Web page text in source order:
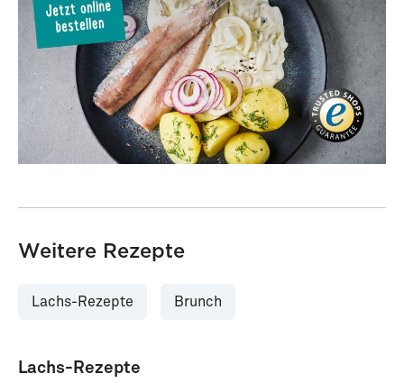
Weitere Rezepte
Lachs-Rezepte Brunch
Lachs-Rezepte